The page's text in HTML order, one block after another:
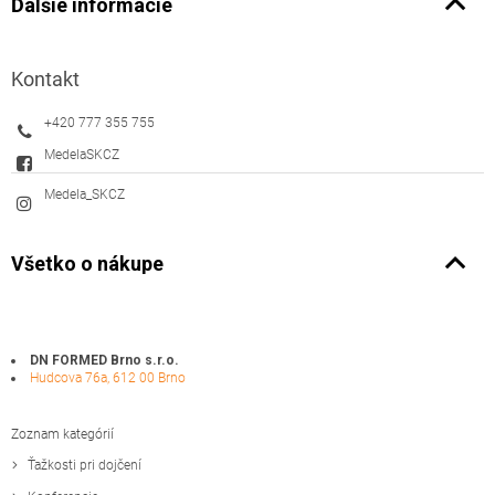
Ďalšie informácie
Kontakt
+420 777 355 755
MedelaSKCZ
Medela_SKCZ
Všetko o nákupe
DN FORMED Brno s.r.o.
Hudcova 76a, 612 00 Brno
Zoznam kategórií
Ťažkosti pri dojčení